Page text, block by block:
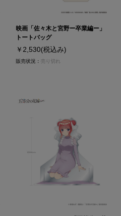
映画「佐々木と宮野ー卒業編ー」
トートバッグ
￥2,530(税込み)
販売状況：売り切れ